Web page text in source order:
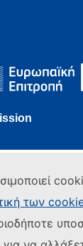
των